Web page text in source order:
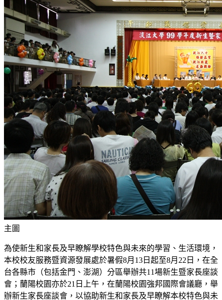
主圖
為使新生和家長及早瞭解學校特色與未來的學習、生活環境，
本校校友服務暨資源發展處於暑假8月13日起至8月22日，在全
台各縣市（包括金門、澎湖）分區舉辦共11場新生暨家長座談
會；蘭陽校園亦於21日上午，在蘭陽校園強邦國際會議廳，舉
辦新生家長座談會，以協助新生和家長及早瞭解本校特色與未